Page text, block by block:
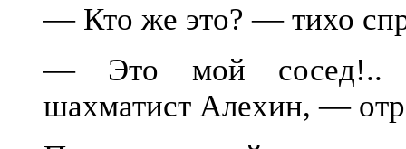
— Кто же это? — тихо
— Это мой сосед!..
шахматист Алехин, —